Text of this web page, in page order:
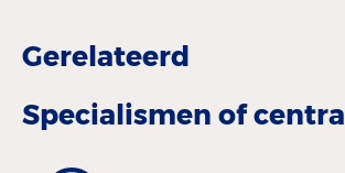
Gerelateerd
Specialismen of centra